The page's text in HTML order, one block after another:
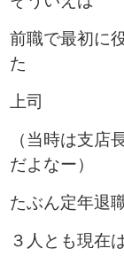
前職で最初に
た
上司
（当時は支店
だよなー）
たぶん定年退
３人とも現在